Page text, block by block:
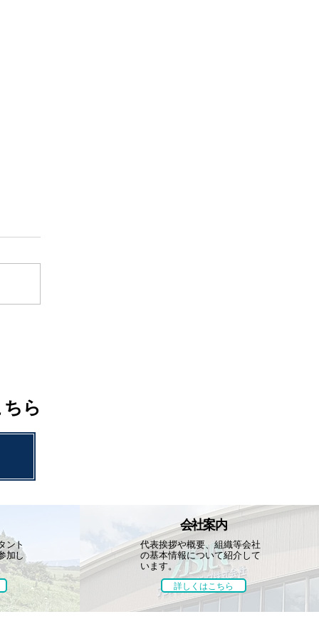
ら
ント
加し
会社案内
代表挨拶や概要、組織等会社
の基本情報について紹介して
います。
詳しくはこちら